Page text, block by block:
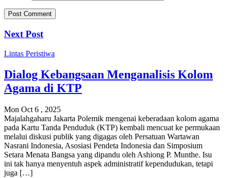
Next Post
Lintas Peristiwa
Dialog Kebangsaan Menganalisis Kolom
Agama di KTP
Mon Oct 6 , 2025
Majalahgaharu Jakarta Polemik mengenai keberadaan kolom agama
pada Kartu Tanda Penduduk (KTP) kembali mencuat ke permukaan
melalui diskusi publik yang digagas oleh Persatuan Wartawan
Nasrani Indonesia, Asosiasi Pendeta Indonesia dan Simposium
Setara Menata Bangsa yang dipandu oleh Ashiong P. Munthe. Isu
ini tak hanya menyentuh aspek administratif kependudukan, tetapi
juga […]